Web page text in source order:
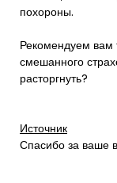
похороны.
Рекомендуем вам
смешанного
расторгнуть?
Источник
Спасибо за ваше